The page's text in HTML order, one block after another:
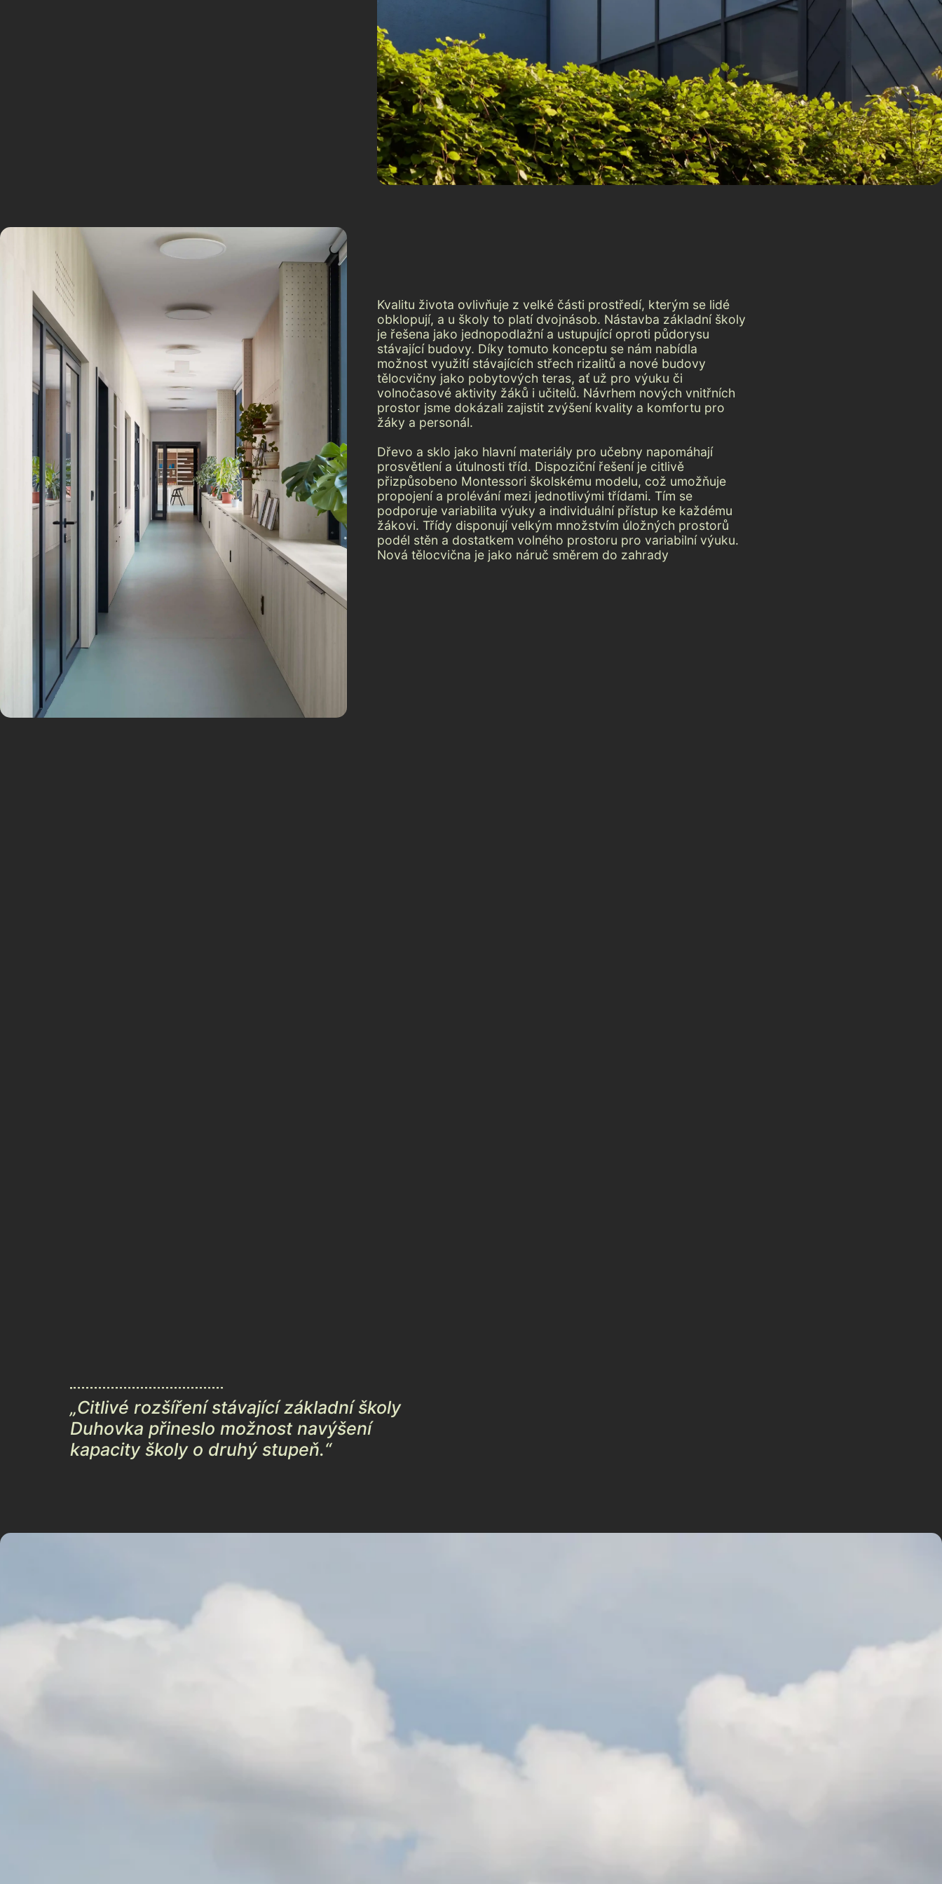
Kvalitu života ovlivňuje z velké části prostředí, kterým se lidé
obklopují, a u školy to platí dvojnásob. Nástavba základní školy
je řešena jako jednopodlažní a ustupující oproti půdorysu
stávající budovy. Díky tomuto konceptu se nám nabídla
možnost využití stávajících střech rizalitů a nové budovy
tělocvičny jako pobytových teras, ať už pro výuku či
volnočasové aktivity žáků i učitelů. Návrhem nových vnitřních
prostor jsme dokázali zajistit zvýšení kvality a komfortu pro
žáky a personál.
Dřevo a sklo jako hlavní materiály pro učebny napomáhají
prosvětlení a útulnosti tříd. Dispoziční řešení je citlivě
přizpůsobeno Montessori školskému modelu, což umožňuje
propojení a prolévání mezi jednotlivými třídami. Tím se
podporuje variabilita výuky a individuální přístup ke každému
žákovi. Třídy disponují velkým množstvím úložných prostorů
podél stěn a dostatkem volného prostoru pro variabilní výuku.
Nová tělocvična je jako náruč směrem do zahrady
„Citlivé rozšíření stávající základní školy
Duhovka přineslo možnost navýšení
kapacity školy o druhý stupeň.“